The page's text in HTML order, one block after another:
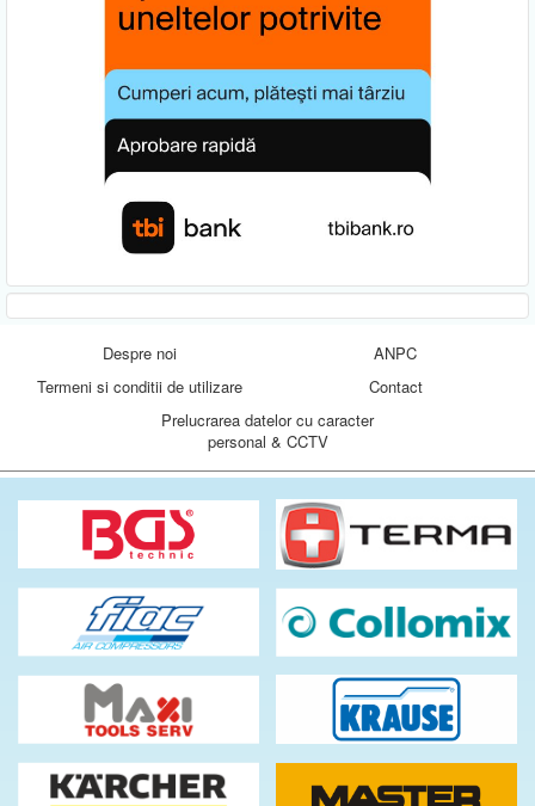
Despre noi
ANPC
Termeni si conditii de utilizare
Contact
Prelucrarea datelor cu caracter
personal & CCTV